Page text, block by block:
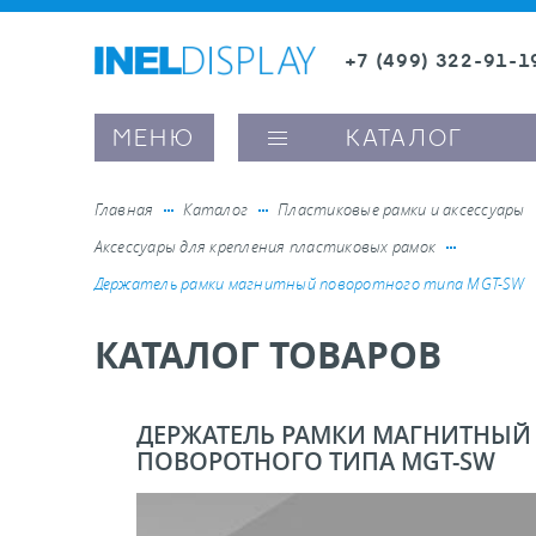
+7 (499) 322-91-
Заказать звонок
МЕНЮ КАТАЛОГ
ценникодержатели
полочного пространства
вывесок и шелфтокеры
оборудование, комплектующие
Главная Каталог
Пластиковые рамки и аксессуары
Аксессуары для крепления пластиковых рамок
Держатель рамки магнитный поворотного типа MGT-SW
КАТАЛОГ ТОВАРОВ
ДЕРЖАТЕЛЬ РАМКИ МАГНИТНЫЙ
ПОВОРОТНОГО ТИПА MGT-SW